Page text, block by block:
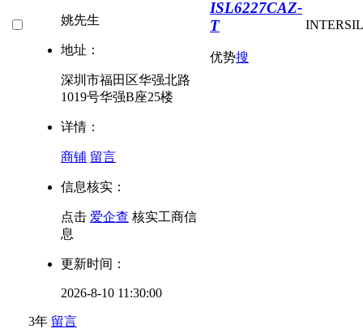
姚先生
地址：
深圳市福田区华强北路
1019号华强B座25楼
详情：
商铺 留言
信息核实：
点击 爱企查 核实工商信
息
更新时间：
2026-8-10 11:30:00
3年 留言
ISL6227CAZ-
T
优势搜